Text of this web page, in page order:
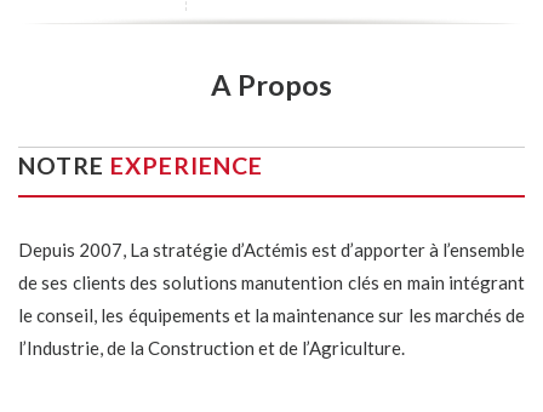
A Propos
NOTRE EXPERIENCE
Depuis 2007, La stratégie d’Actémis est d’apporter à l’ensemble
de ses clients des solutions manutention clés en main intégrant
le conseil, les équipements et la maintenance sur les marchés de
l’Industrie, de la Construction et de l’Agriculture.